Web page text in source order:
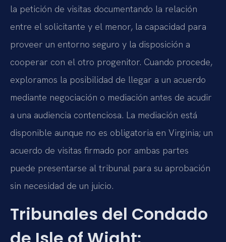
la petición de visitas documentando la relación
entre el solicitante y el menor, la capacidad para
proveer un entorno seguro y la disposición a
cooperar con el otro progenitor. Cuando procede,
exploramos la posibilidad de llegar a un acuerdo
mediante negociación o mediación antes de acudir
a una audiencia contenciosa. La mediación está
disponible aunque no es obligatoria en Virginia; un
acuerdo de visitas firmado por ambas partes
puede presentarse al tribunal para su aprobación
sin necesidad de un juicio.
Tribunales del Condado